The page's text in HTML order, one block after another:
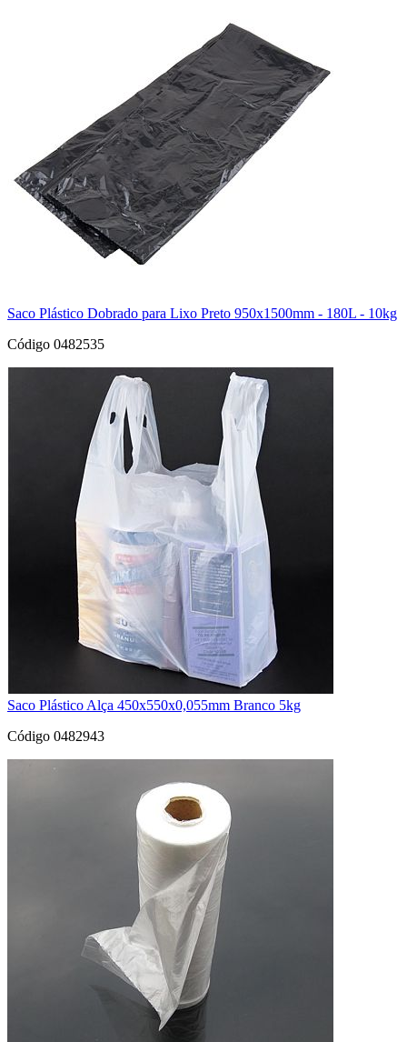
Saco Plástico Dobrado para Lixo Preto 950x1500mm - 180L - 10kg
Código 0482535
Saco Plástico Alça 450x550x0,055mm Branco 5kg
Código 0482943